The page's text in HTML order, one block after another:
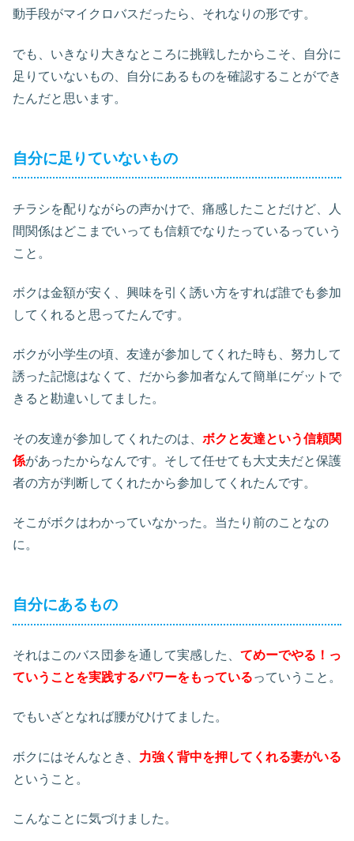
動手段がマイクロバスだったら、それなりの形です。
でも、いきなり大きなところに挑戦したからこそ、自分に
足りていないもの、自分にあるものを確認することができ
たんだと思います。
自分に足りていないもの
チラシを配りながらの声かけで、痛感したことだけど、人
間関係はどこまでいっても信頼でなりたっているっていう
こと。
ボクは金額が安く、興味を引く誘い方をすれば誰でも参加
してくれると思ってたんです。
ボクが小学生の頃、友達が参加してくれた時も、努力して
誘った記憶はなくて、だから参加者なんて簡単にゲットで
きると勘違いしてました。
その友達が参加してくれたのは、 ボクと友達という信頼関
係があったからなんです。そして任せても大丈夫だと保護
者の方が判断してくれたから参加してくれたんです。
そこがボクはわかっていなかった。当たり前のことなの
に。
自分にあるもの
それはこのバス団参を通して実感した、 てめーでやる！っ
ていうことを実践するパワーをもっているっていうこと。
でもいざとなれば腰がひけてました。
ボクにはそんなとき、 力強く背中を押してくれる妻がいる
ということ。
こんなことに気づけました。